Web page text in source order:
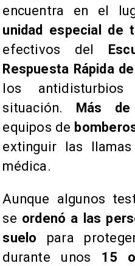
encuentra en el
unidad especial de
efectivos del
Respuesta Rápida
los
situación.
Más
equipos de
extinguir las
médica.
​Aunque algunos
se ordenó a las
suelo para
durante unos 15